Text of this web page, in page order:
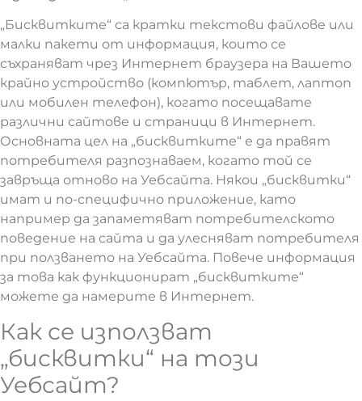
„Бисквитките“ са кратки текстови файлове или
малки пакети от информация, които се
съхраняват чрез Интернет браузера на Вашето
крайно устройство (компютър, таблет, лаптоп
или мобилен телефон), когато посещавате
различни сайтове и страници в Интернет.
Основната цел на „бисквитките“ е да правят
потребителя разпознаваем, когато той се
завръща отново на Уебсайта. Някои „бисквитки“
имат и по-специфично приложение, като
например да запаметяват потребителското
поведение на сайта и да улесняват потребителя
при ползването на Уебсайта. Повече информация
за това как функционират „бисквитките“
можете да намерите в Интернет.
Как се използват
„бисквитки“ на този
Уебсайт?